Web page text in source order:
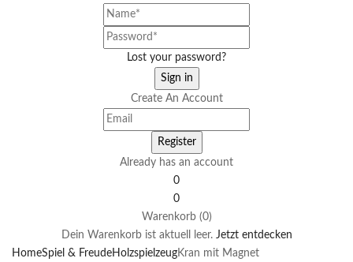
Lost your password?
Create An Account
Already has an account
0
0
Warenkorb (0)
Dein Warenkorb ist aktuell leer. Jetzt entdecken
HomeSpiel & FreudeHolzspielzeugKran mit Magnet